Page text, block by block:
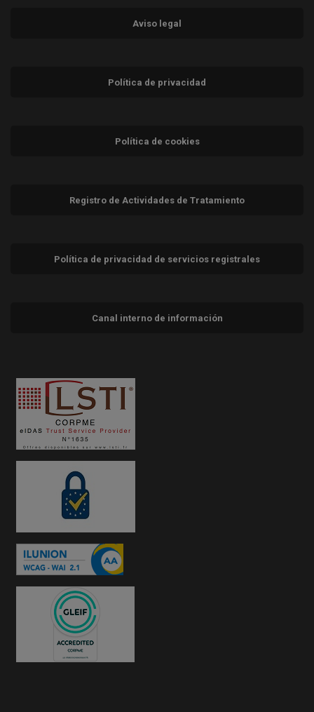
Aviso legal
Política de privacidad
Política de cookies
Registro de Actividades de Tratamiento
Política de privacidad de servicios registrales
Canal interno de información